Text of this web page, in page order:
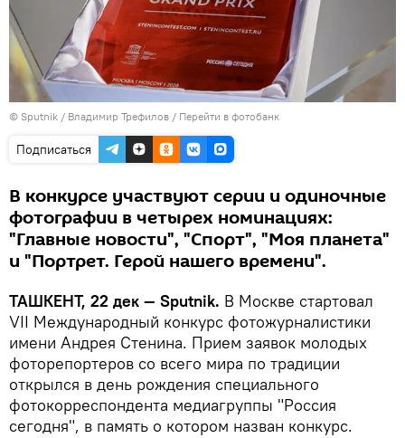
© Sputnik / Владимир Трефилов / Перейти в фотобанк
Подписаться
В конкурсе участвуют серии и одиночные
фотографии в четырех номинациях:
"Главные новости", "Спорт", "Моя планета"
и "Портрет. Герой нашего времени".
ТАШКЕНТ, 22 дек — Sputnik. В Москве стартовал
VII Международный конкурс фотожурналистики
имени Андрея Стенина. Прием заявок молодых
фоторепортеров со всего мира по традиции
открылся в день рождения специального
фотокорреспондента медиагруппы "Россия
сегодня", в память о котором назван конкурс.